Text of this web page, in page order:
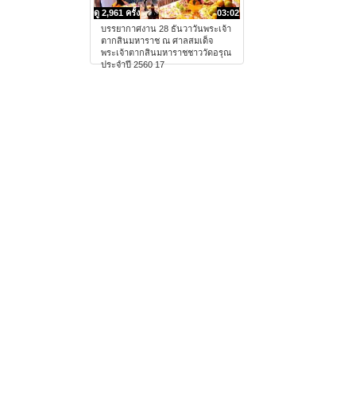
03:02
ดู 2,961 ครั้ง
บรรยากาศงาน 28 ธันวาวันพระเจ้า
ตากสินมหาราช ณ ศาลสมเด็จ
พระเจ้าตากสินมหาราชชาววัดอรุณ
ประจำปี 2560 17